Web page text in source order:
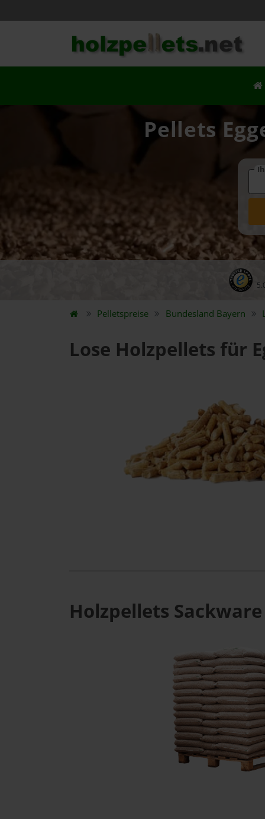
Pellets
Pelletspreise Bundesland Bayern
Lose Holzpellets für
Holzpellets